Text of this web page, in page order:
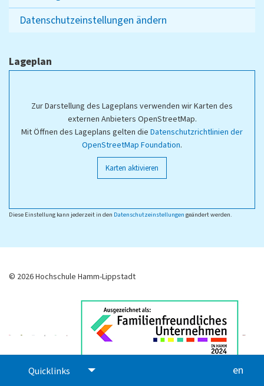
Quicklinks en
Datenschutzeinstellungen ändern
Lageplan
Zur Darstellung des Lageplans verwenden wir Karten des
externen Anbieters OpenStreetMap.
Mit Öffnen des Lageplans gelten die Datenschutzrichtlinien der
OpenStreetMap Foundation.
Karten aktivieren
Diese Einstellung kann jederzeit in den Datenschutzeinstellungen geändert werden.
© 2026 Hochschule Hamm-Lippstadt